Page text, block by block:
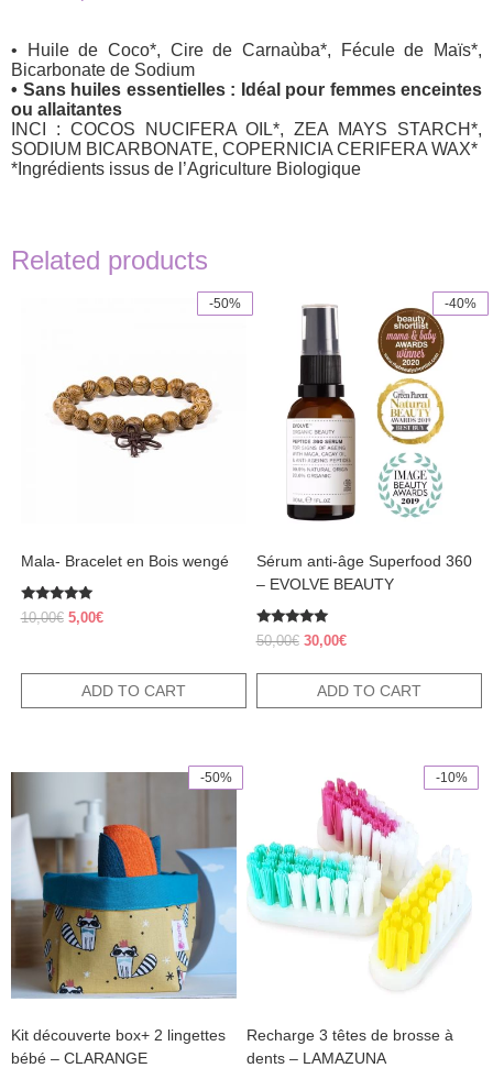
• Huile de Coco*, Cire de Carnaùba*, Fécule de Maïs*,
Bicarbonate de Sodium
• Sans huiles essentielles : Idéal pour femmes enceintes
ou allaitantes
INCI : COCOS NUCIFERA OIL*, ZEA MAYS STARCH*,
SODIUM BICARBONATE, COPERNICIA CERIFERA WAX*
*Ingrédients issus de l’Agriculture Biologique
Related products
-50%
Mala- Bracelet en Bois wengé
Rated
5.00
10,00€ Original
10,00€.
5,00€Current
5,00€.
ADD TO CART
-40%
Sérum anti-âge Superfood 360
– EVOLVE BEAUTY
Rated
5.00
50,00€ Original
30,00€Current
ADD TO CART
-50%
Kit découverte box+ 2 lingettes
bébé – CLARANGE
has
multiple
variants.
The
options
may
chosen
on
the
page
-10%
Recharge 3 têtes de brosse à
dents – LAMAZUNA
multiple
variants.
The
options
may
page